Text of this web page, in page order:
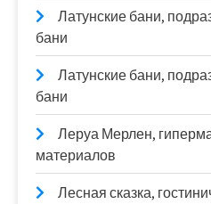
Латунские бани,
бани
Латунские бани,
бани
Леруа Мерлен,
материалов
Лесная сказка,